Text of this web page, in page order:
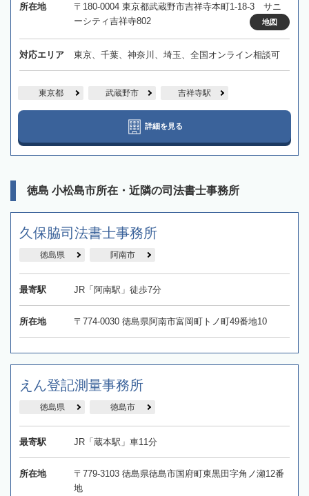
所在地
〒180-0004 東京都武蔵野市吉祥寺本町1-18-3 サニ
ーシティ吉祥寺802
地図
対応エリア 東京、千葉、神奈川、埼玉、全国オンライン相談可
東京都 武蔵野市 吉祥寺駅
詳細を見る
徳島 小松島市所在・近隣の司法書士事務所
久保脇司法書士事務所
徳島県 阿南市
最寄駅 JR「阿南駅」徒歩7分
所在地 〒774-0030 徳島県阿南市富岡町トノ町49番地10
えん登記測量事務所
徳島県 徳島市
最寄駅 JR「蔵本駅」車11分
所在地
〒779-3103 徳島県徳島市国府町東黒田字角ノ瀬12番
地